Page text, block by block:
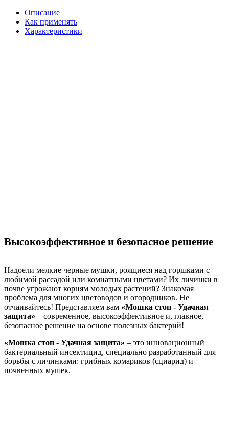
Описание
Как применять
Характеристики
Высокоэффективное и безопасное решение
Надоели мелкие черные мушки, роящиеся над горшками с
любимой рассадой или комнатными цветами? Их личинки в
почве угрожают корням молодых растений? Знакомая
проблема для многих цветоводов и огородников. Не
отчаивайтесь! Представляем вам «Мошка стоп - Удачная
защита» – современное, высокоэффективное и, главное,
безопасное решение на основе полезных бактерий!
«Мошка стоп - Удачная защита» – это инновационный
бактериальный инсектицид, специально разработанный для
борьбы с личинками: грибных комариков (сциарид) и
почвенных мушек.